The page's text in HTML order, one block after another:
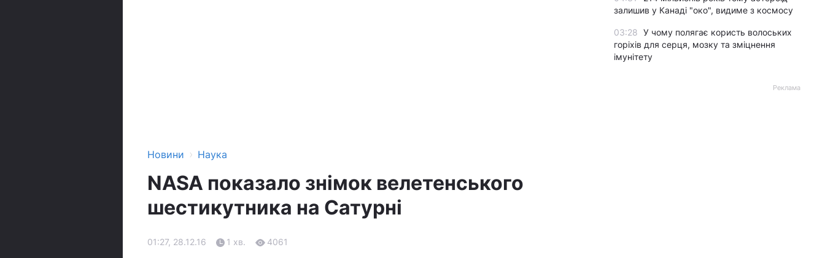
Новини › Наука
NASA показало знімок велетенського
шестикутника на Сатурні
01:27, 28.12.16 1 хв. 4061
залишив у Канаді "око", видиме з космосу
03:28 У чому полягає користь волоських
горіхів для серця, мозку та зміцнення
імунітету
Реклама